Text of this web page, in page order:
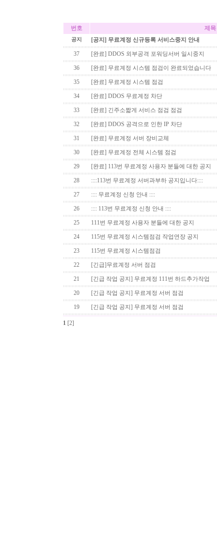
번호 제목
공지 [공지] 무료계정 신규등록 서비스중지 안내
37 [완료] DDOS 외부공격 포워딩서버 일시중지
36 [완료] 무료계정 시스템 점검이 완료되었습니다
35 [완료] 무료계정 시스템 점검
34 [완료] DDOS 무료계정 차단
33 [완료] 긴주소짧게 서비스 점검 점검
32 [완료] DDOS 공격으로 인한 IP 차단
31 [완료] 무료계정 서버 장비교체
30 [완료] 무료계정 전체 시스템 점검
29 [완료] 113번 무료계정 사용자 분들에 대한 공지
28 ::::113번 무료계정 서버과부하 공지입니다::::
27 :::: 무료계정 신청 안내 ::::
26 :::: 113번 무료계정 신청 안내 ::::
25 111번 무료계정 사용자 분들에 대한 공지
24 115번 무료계정 시스템점검 작업연장 공지
23 115번 무료계정 시스템점검
22 [긴급]무료계정 서버 점검
21 [긴급 작업 공지] 무료계정 111번 하드추가작업
20 [긴급 작업 공지] 무료계정 서버 점검
19 [긴급 작업 공지] 무료계정 서버 점검
1 [2]